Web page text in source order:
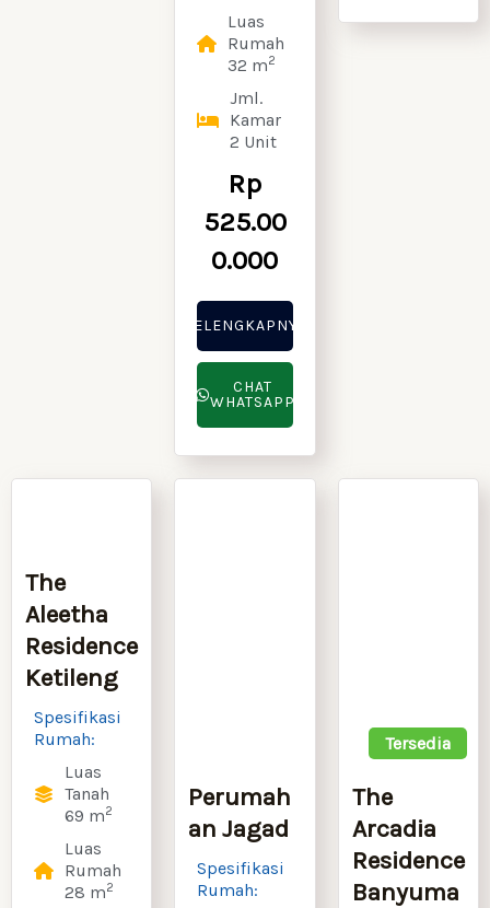
Luas
Rumah
32 m2
Jml.
Kamar
2 Unit
Rp
525.00
0.000
SELENGKAPNYA
CHAT
WHATSAPP
The
Aleetha
Residence
Ketileng
Spesifikasi
Rumah:
Luas
Tanah
69 m2
Luas
Rumah
28 m2
Perumah
an Jagad
Spesifikasi
Rumah:
Tersedia
The
Arcadia
Residence
Banyuma